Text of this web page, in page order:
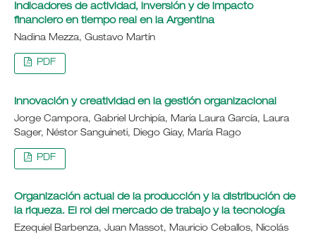
Indicadores de actividad, inversión y de impacto
financiero en tiempo real en la Argentina
Nadina Mezza, Gustavo Martín
PDF
Innovación y creatividad en la gestión organizacional
Jorge Campora, Gabriel Urchipía, María Laura García, Laura
Sager, Néstor Sanguineti, Diego Giay, María Rago
PDF
Organización actual de la producción y la distribución de
la riqueza. El rol del mercado de trabajo y la tecnología
Ezequiel Barbenza, Juan Massot, Mauricio Ceballos, Nicolás